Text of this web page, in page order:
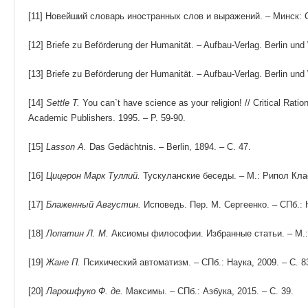
[11] Новейший словарь иностранных слов и выражений. – Минск:
[12] Briefe zu Beförderung der Humanität. – Aufbau-Verlag. Berlin
[13] Briefe zu Beförderung der Humanität. – Aufbau-Verlag. Berlin
[14] Settle T. You can`t have science as your religion! // Critical
Academic Publishers. 1995. – P. 59-90.
[15] Lasson A. Das Gedächtnis. – Berlin, 1894. – C. 47.
[16] Цицерон Марк Туллий. Тускуланские беседы. – М.: Рипол
[17] Блаженный Августин. Исповедь. Пер. М. Сергеенко. – СПб.:
[18]Лопатин Л. М. Аксиомы философии. Избранные статьи. –
[19]Жане П. Психический автоматизм. – СПб.: Наука, 2009. – С.
[20]Ларошфуко Ф. де. Максимы. – СПб.: Азбука, 2015. – С. 39.